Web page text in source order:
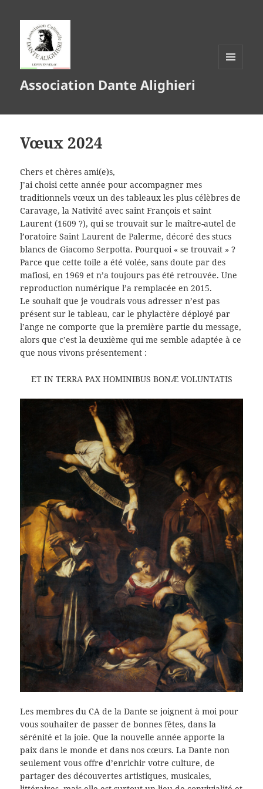
Association Dante Alighieri
Vœux 2024
Chers et chères ami(e)s,
J’ai choisi cette année pour accompagner mes
traditionnels vœux un des tableaux les plus célèbres de
Caravage, la Nativité avec saint François et saint
Laurent (1609 ?), qui se trouvait sur le maître-autel de
l’oratoire Saint Laurent de Palerme, décoré des stucs
blancs de Giacomo Serpotta. Pourquoi « se trouvait » ?
Parce que cette toile a été volée, sans doute par des
mafiosi, en 1969 et n’a toujours pas été retrouvée. Une
reproduction numérique l’a remplacée en 2015.
Le souhait que je voudrais vous adresser n’est pas
présent sur le tableau, car le phylactère déployé par
l’ange ne comporte que la première partie du message,
alors que c’est la deuxième qui me semble adaptée à ce
que nous vivons présentement :
ET IN TERRA PAX HOMINIBUS BONÆ VOLUNTATIS
Les membres du CA de la Dante se joignent à moi pour
vous souhaiter de passer de bonnes fêtes, dans la
sérénité et la joie. Que la nouvelle année apporte la
paix dans le monde et dans nos cœurs. La Dante non
seulement vous offre d’enrichir votre culture, de
partager des découvertes artistiques, musicales,